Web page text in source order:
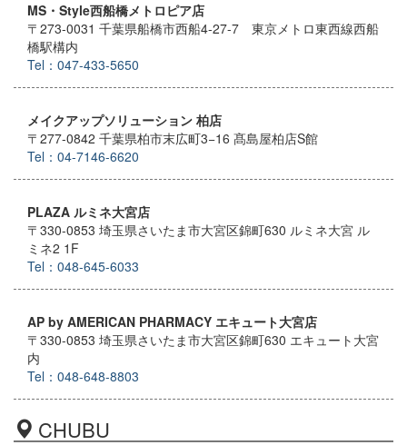
MS・Style西船橋メトロピア店
〒273-0031 千葉県船橋市西船4-27-7 東京メトロ東西線西船
橋駅構内
Tel：047-433-5650
メイクアップソリューション 柏店
〒277-0842 千葉県柏市末広町3−16 髙島屋柏店S館
Tel：04-7146-6620
PLAZA ルミネ大宮店
〒330-0853 埼玉県さいたま市大宮区錦町630 ルミネ大宮 ル
ミネ2 1F
Tel：048-645-6033
AP by AMERICAN PHARMACY エキュート大宮店
〒330-0853 埼玉県さいたま市大宮区錦町630 エキュート大宮
内
Tel：048-648-8803
CHUBU